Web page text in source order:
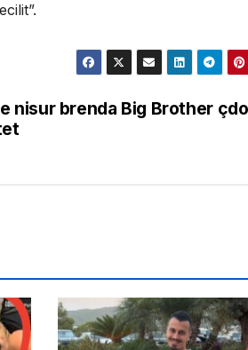
nisur brenda Big Brother çdo